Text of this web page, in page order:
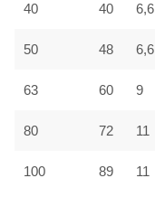
40 40 6,6
50 48 6,6
63 60 9
80 72 11
100 89 11